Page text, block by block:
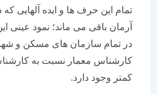
تمام این حرف ها و ایده آلهایی که در
آرمان باقی می ماند؛ نمود عینی این
در تمام سازمان های مسکن و
کارشناس معمار نسبت به کارشناس
کمتر وجود دارد.